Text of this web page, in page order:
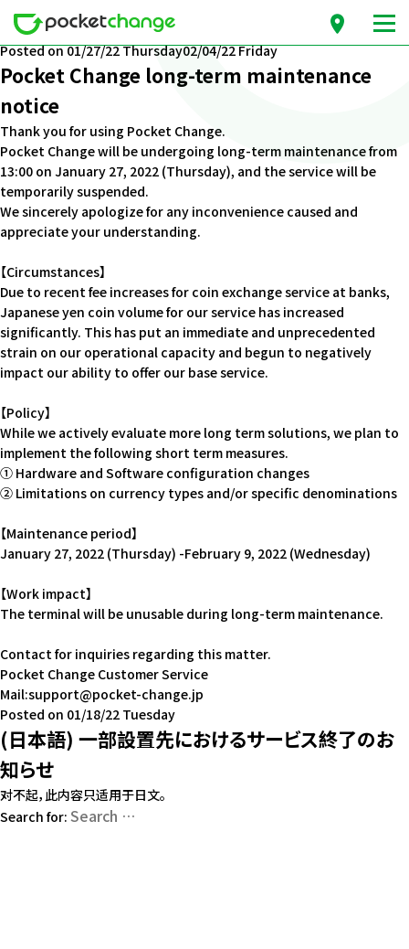
月份：2022年1月
Posted on01/27/22 Thursday02/04/22 Friday
Pocket Change long-term maintenance
notice
Thank you for using Pocket Change.
Pocket Change will be undergoing long-term maintenance from
13:00 on January 27, 2022 (Thursday), and the service will be
temporarily suspended.
We sincerely apologize for any inconvenience caused and
appreciate your understanding.
【Circumstances】
Due to recent fee increases for coin exchange service at banks,
Japanese yen coin volume for our service has increased
significantly. This has put an immediate and unprecedented
strain on our operational capacity and begun to negatively
impact our ability to offer our base service.
【Policy】
While we actively evaluate more long term solutions, we plan to
implement the following short term measures.
① Hardware and Software configuration changes
② Limitations on currency types and/or specific denominations
【Maintenance period】
January 27, 2022 (Thursday) -February 9, 2022 (Wednesday)
【Work impact】
The terminal will be unusable during long-term maintenance.
Contact for inquiries regarding this matter.
Pocket Change Customer Service
Mail:support@pocket-change.jp
Posted on 01/18/22 Tuesday
(日本語) 一部設置先におけるサービス終了のお
知らせ
对不起，此内容只适用于日文。
Search for: